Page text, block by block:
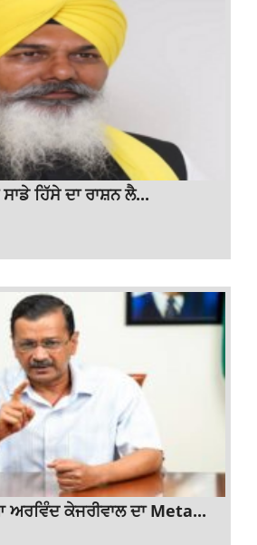
ਸਾਡੇ ਹਿੱਸੇ ਦਾ ਰਾਸ਼ਨ ਲੈ...
ਕੇਜਰੀਵਾਲ ਦਾ Meta...